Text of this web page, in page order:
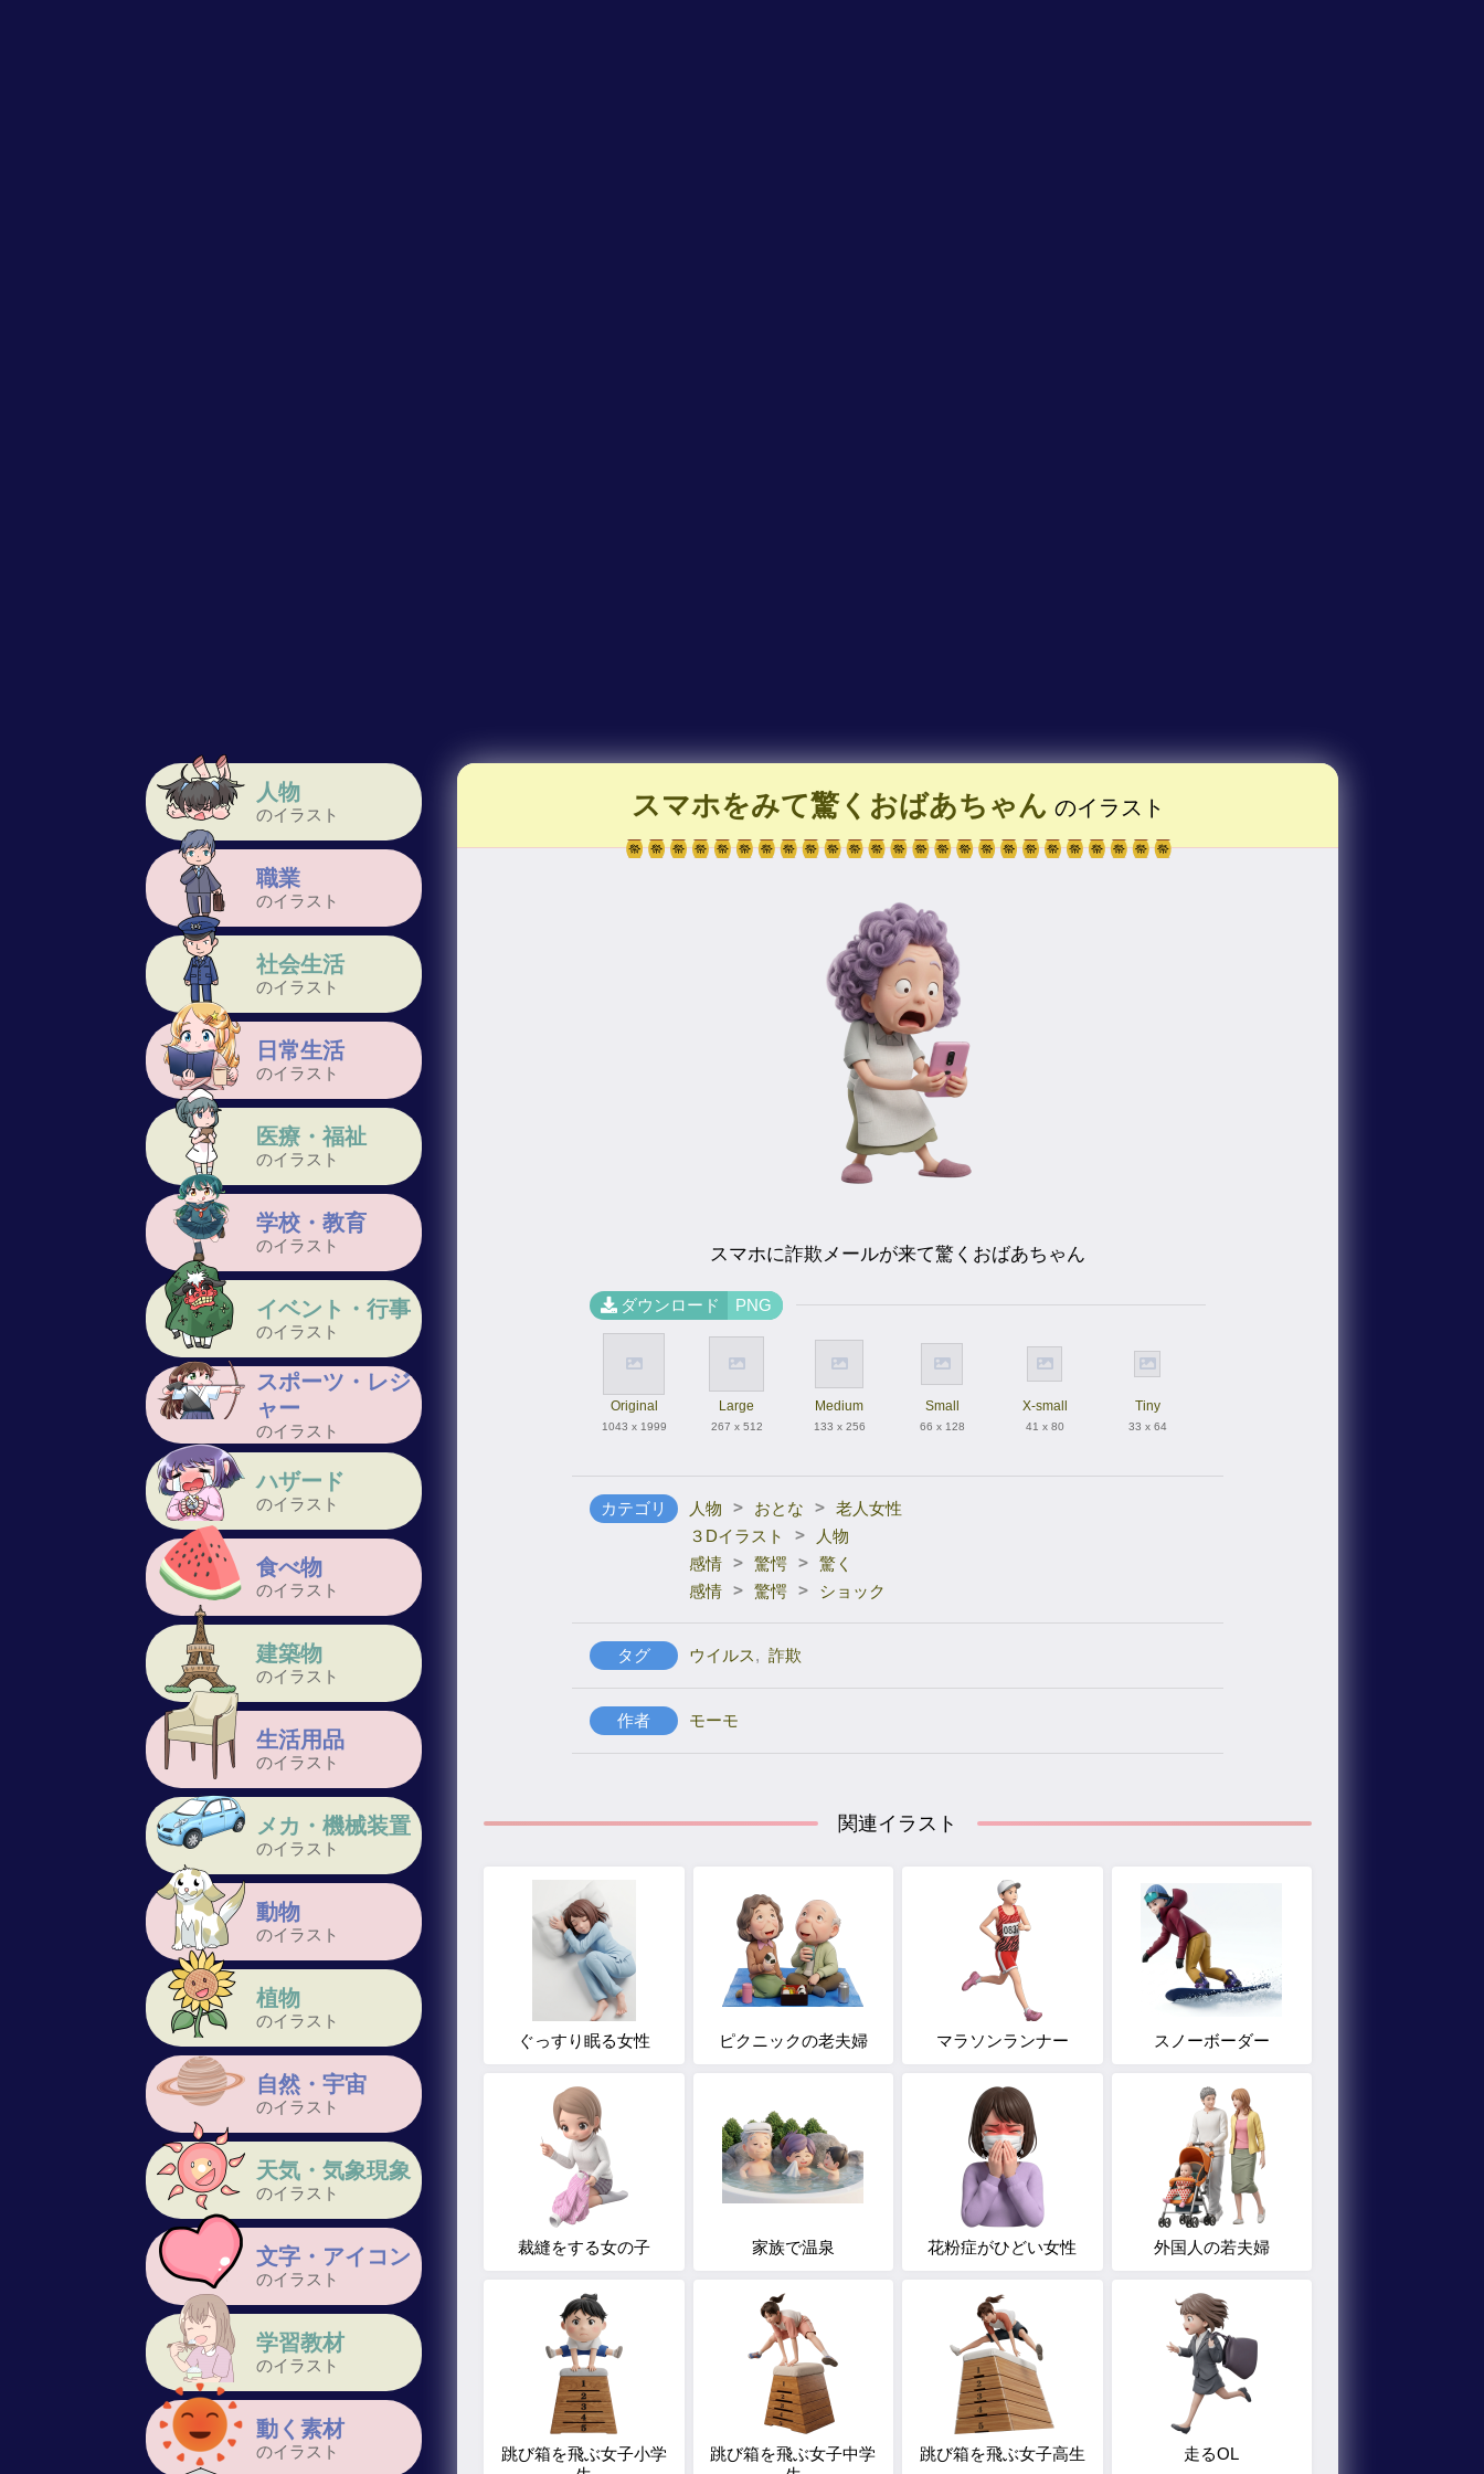
人物
のイラスト
職業
のイラスト
社会生活
のイラスト
日常生活
のイラスト
医療・福祉
のイラスト
学校・教育
のイラスト
イベント・行事
のイラスト
スポーツ・レジ
ャー
のイラスト
ハザード
のイラスト
食べ物
のイラスト
建築物
のイラスト
生活用品
のイラスト
メカ・機械装置
のイラスト
動物
のイラスト
植物
のイラスト
自然・宇宙
のイラスト
天気・気象現象
のイラスト
文字・アイコン
のイラスト
学習教材
のイラスト
動く素材
のイラスト
スマホをみて驚くおばあちゃん のイラスト
スマホに詐欺メールが来て驚くおばあちゃん
ダウンロード PNG
Original
1043 x 1999
Large
267 x 512
Medium
133 x 256
Small
66 x 128
X-small
41 x 80
Tiny
33 x 64
カテゴリ 人物 > おとな > 老人女性
３Dイラスト
>
人物
感情 > 驚愕 > 驚く
感情 > 驚愕 > ショック
タグ ウイルス, 詐欺
作者 モーモ
関連イラスト
ぐっすり眠る女性 ピクニックの老夫婦 マラソンランナー スノーボーダー
裁縫をする女の子 家族で温泉 花粉症がひどい女性 外国人の若夫婦
跳び箱を飛ぶ女子小学
跳び箱を飛ぶ女子中学
跳び箱を飛ぶ女子高生 走るOL